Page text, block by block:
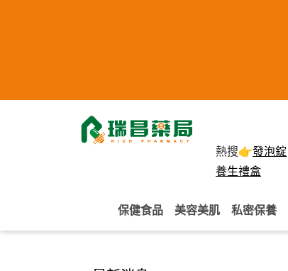
熱搜👉發泡錠
養生禮盒
保健食品 美容美肌 私密保養